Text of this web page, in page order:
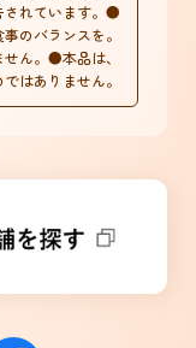
されています。●
のバランスを。
ん。●本品は、
はありません。